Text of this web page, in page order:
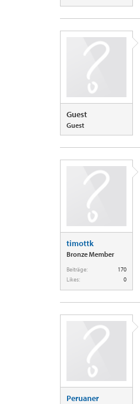
Guest
Guest
timottk
Bronze Member
Beiträge:
170
Likes:
0
Peruaner